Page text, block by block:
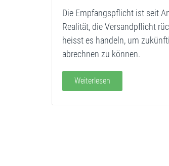
Die Empfangspflicht ist seit
Realität, die Versandpflicht
heisst es handeln, um
abrechnen zu können.
Weiterlesen